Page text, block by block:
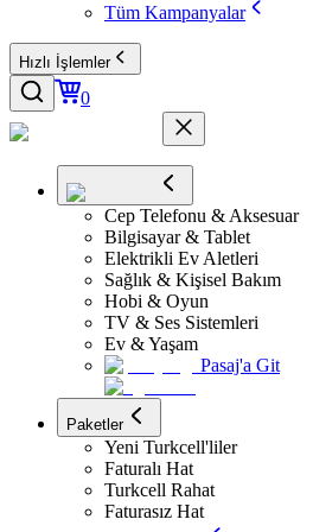
Tüm Kampanyalar
Hızlı İşlemler
0
Cep Telefonu & Aksesuar
Bilgisayar & Tablet
Elektrikli Ev Aletleri
Sağlık & Kişisel Bakım
Hobi & Oyun
TV & Ses Sistemleri
Ev & Yaşam
Pasaj'a Git
Paketler
Yeni Turkcell'liler
Faturalı Hat
Turkcell Rahat
Faturasız Hat